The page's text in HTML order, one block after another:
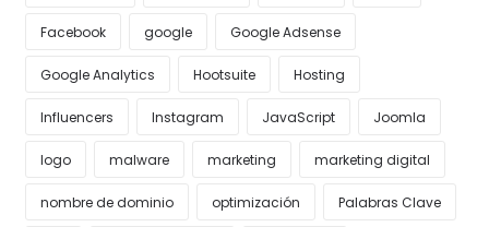
Facebook google Google Adsense
Google Analytics Hootsuite Hosting
Influencers Instagram JavaScript Joomla
logo malware marketing marketing digital
nombre de dominio optimización Palabras Clave